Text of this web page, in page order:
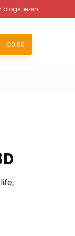
blogs lezen
€0.00